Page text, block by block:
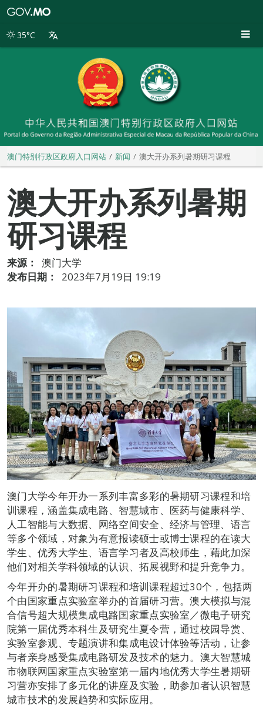
别
35°C
澳门特别行政区政府入口网站 新闻 澳大开办系列暑期研习课程
澳大开办系列暑期
研习课程
来源：
澳门大学
发布日期：
2023年7月19日 19:19
澳门大学今年开办一系列丰富多彩的暑期研习课程和培
训课程，涵盖集成电路、智慧城市、医药与健康科学、
人工智能与大数据、网络空间安全、经济与管理、语言
等多个领域，对象为有意报读硕士或博士课程的在读大
学生、优秀大学生、语言学习者及高校师生，藉此加深
他们对相关学科领域的认识、拓展视野和提升竞争力。
今年开办的暑期研习课程和培训课程超过30个，包括两
个由国家重点实验室举办的首届研习营。澳大模拟与混
合信号超大规模集成电路国家重点实验室／微电子研究
院第一届优秀本科生及研究生夏令营，通过校园导赏、
实验室参观、专题演讲和集成电设计体验等活动，让参
与者亲身感受集成电路研发及技术的魅力。澳大智慧城
市物联网国家重点实验室第一届内地优秀大学生暑期研
习营亦安排了多元化的讲座及实验，助参加者认识智慧
城市技术的发展趋势和实际应用。